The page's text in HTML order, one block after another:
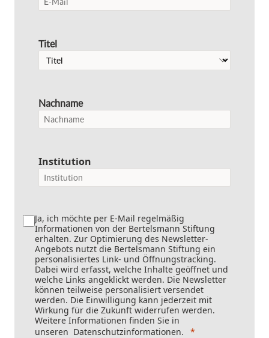
Titel
Nachname
Institution
Ja, ich möchte per E-Mail regelmäßig
Informationen von der Bertelsmann Stiftung
erhalten. Zur Optimierung des Newsletter-
Angebots nutzt die Bertelsmann Stiftung ein
personalisiertes Link- und Öffnungstracking.
Dabei wird erfasst, welche Inhalte geöffnet und
welche Links angeklickt werden. Die Newsletter
können teilweise personalisiert versendet
werden. Die Einwilligung kann jederzeit mit
Wirkung für die Zukunft widerrufen werden.
Weitere Informationen finden Sie in
unseren Datenschutzinformationen.